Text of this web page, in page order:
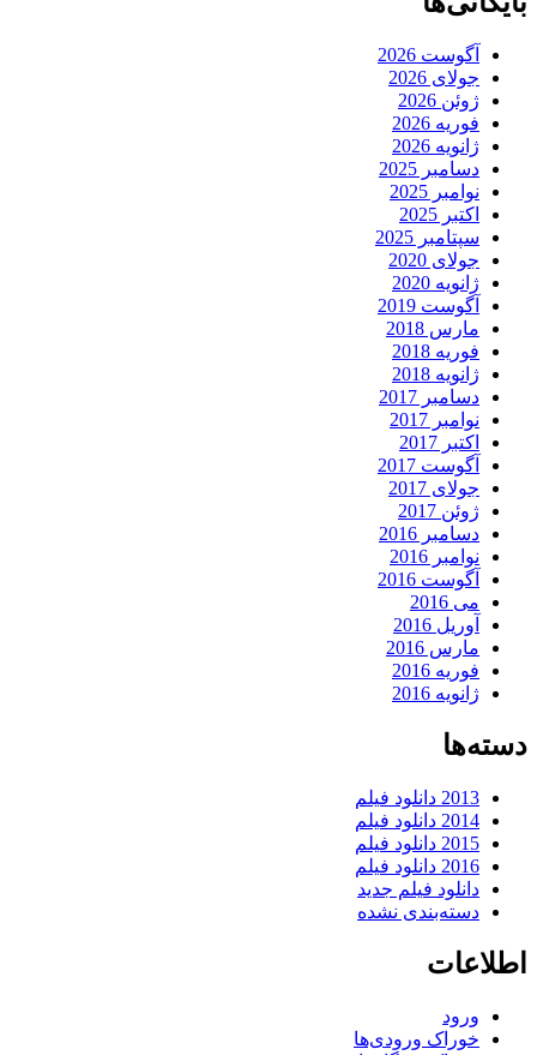
آگوست 2026
جولای 2026
ژوئن 2026
فوریه 2026
ژانویه 2026
دسامبر 2025
نوامبر 2025
اکتبر 2025
سپتامبر 2025
جولای 2020
ژانویه 2020
آگوست 2019
مارس 2018
فوریه 2018
ژانویه 2018
دسامبر 2017
نوامبر 2017
اکتبر 2017
آگوست 2017
جولای 2017
ژوئن 2017
دسامبر 2016
نوامبر 2016
آگوست 2016
می 2016
آوریل 2016
مارس 2016
فوریه 2016
ژانویه 2016
دسته‌ها
2013 دانلود فیلم
2014 دانلود فیلم
2015 دانلود فیلم
2016 دانلود فیلم
دانلود فیلم جدید
دسته‌بندی نشده
اطلاعات
ورود
خوراک ورودی‌ها